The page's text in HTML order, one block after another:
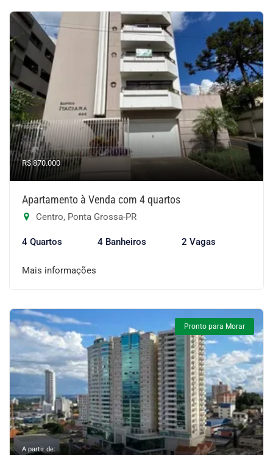
R$ 870.000
Apartamento à Venda com 4 quartos
Centro, Ponta Grossa-PR
4 Quartos 4 Banheiros 2 Vagas
Mais informações
Pronto para Morar
A partir de: